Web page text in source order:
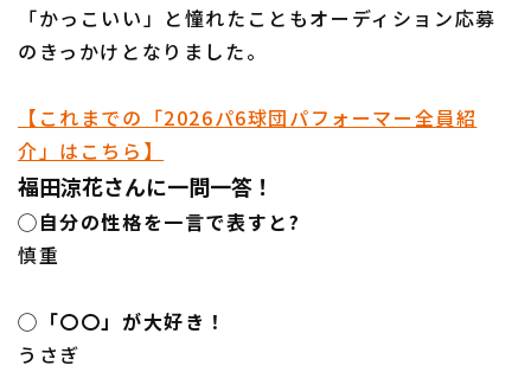
「かっこいい」と憧れたこともオーディション応募
のきっかけとなりました。
【これまでの「2026パ6球団パフォーマー全員紹
介」はこちら】
福田涼花さんに一問一答！
◯自分の性格を一言で表すと?
慎重
◯「〇〇」が大好き！
うさぎ